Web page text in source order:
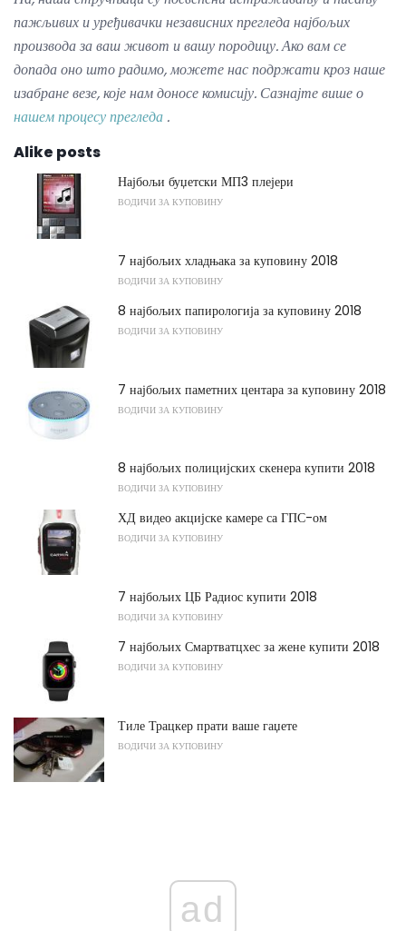
пажљивих и уређивачки независних прегледа најбољих
производа за ваш живот и вашу породицу.Ако вам се
допада оно што радимо, можете нас подржати кроз наше
изабране везе, које нам доносе комисију. Сазнајте више о
нашем процесу прегледа .
Alike posts
Најбољи буџетски МП3 плејери
ВОДИЧИ ЗА КУПОВИНУ
7 најбољих хладњака за куповину 2018
ВОДИЧИ ЗА КУПОВИНУ
8 најбољих папирологија за куповину 2018
ВОДИЧИ ЗА КУПОВИНУ
7 најбољих паметних центара за куповину 2018
ВОДИЧИ ЗА КУПОВИНУ
8 најбољих полицијских скенера купити 2018
ВОДИЧИ ЗА КУПОВИНУ
ХД видео акцијске камере са ГПС-ом
ВОДИЧИ ЗА КУПОВИНУ
7 најбољих ЦБ Радиос купити 2018
ВОДИЧИ ЗА КУПОВИНУ
7 најбољих Смартватцхес за жене купити 2018
ВОДИЧИ ЗА КУПОВИНУ
Тиле Трацкер прати ваше гаџете
ВОДИЧИ ЗА КУПОВИНУ
ad